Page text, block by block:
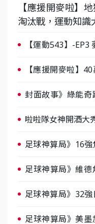
【應援開麥啦】
淘汰戰，運動知
【運動543】-
【應援開麥啦】
封面故事》綠能奇
啦啦隊女神開酒大
足球神算局》16
足球神算局》維
足球神算局》32
足球神算局》美